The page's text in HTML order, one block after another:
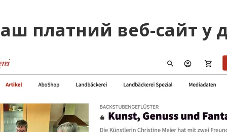
платний веб-сайт у